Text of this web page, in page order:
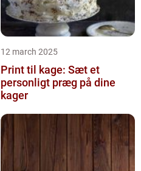
12 march 2025
Print til kage: Sæt et
personligt præg på dine
kager